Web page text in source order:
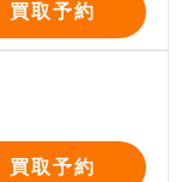
買取予約
買取予約